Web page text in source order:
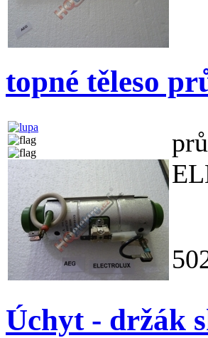
topné těleso
Úchyt - držák